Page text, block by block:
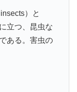
）と
立つ、昆虫な
ある。害虫の